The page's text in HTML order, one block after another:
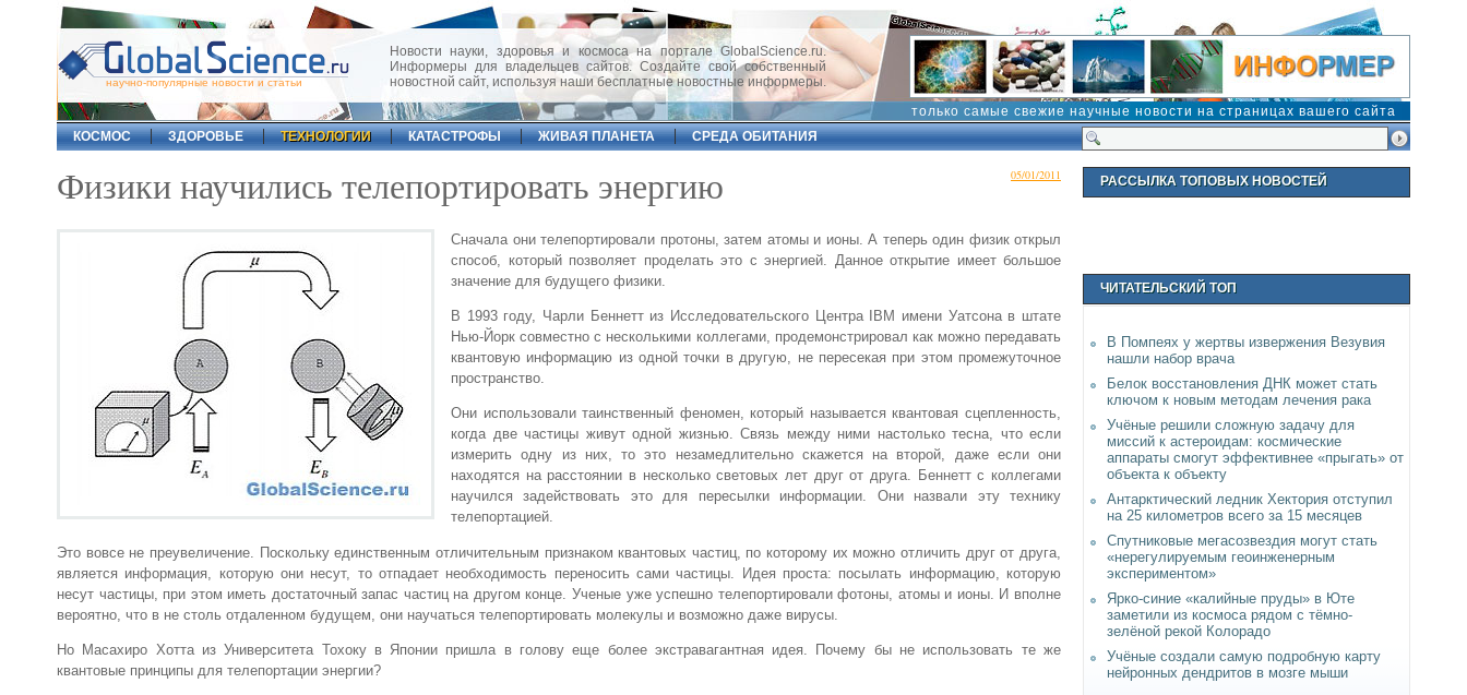
научно-популярные новости и статьи
Новости науки, здоровья и космоса на портале GlobalScience.ru.
Информеры для владельцев сайтов. Создайте свой собственный
новостной сайт, используя наши бесплатные новостные информеры.
только самые свежие научные новости на страницах вашего сайта
КОСМОС
ЗДОРОВЬЕ ТЕХНОЛОГИИ КАТАСТРОФЫ ЖИВАЯ ПЛАНЕТА СРЕДА ОБИТАНИЯ
05/01/2011
Физики научились телепортировать энергию
Сначала они телепортировали протоны, затем атомы и ионы. А теперь один физик открыл
способ, который позволяет проделать это с энергией. Данное открытие имеет большое
значение для будущего физики.
В 1993 году, Чарли Беннетт из Исследовательского Центра IBM имени Уатсона в штате
Нью-Йорк совместно с несколькими коллегами, продемонстрировал как можно передавать
квантовую информацию из одной точки в другую, не пересекая при этом промежуточное
пространство.
Они использовали таинственный феномен, который называется квантовая сцепленность,
когда две частицы живут одной жизнью. Связь между ними настолько тесна, что если
измерить одну из них, то это незамедлительно скажется на второй, даже если они
находятся на расстоянии в несколько световых лет друг от друга. Беннетт с коллегами
научился задействовать это для пересылки информации. Они назвали эту технику
телепортацией.
Это вовсе не преувеличение. Поскольку единственным отличительным признаком квантовых частиц, по которому их можно отличить друг от друга,
является информация, которую они несут, то отпадает необходимость переносить сами частицы. Идея проста: посылать информацию, которую
несут частицы, при этом иметь достаточный запас частиц на другом конце. Ученые уже успешно телепортировали фотоны, атомы и ионы. И вполне
вероятно, что в не столь отдаленном будущем, они научаться телепортировать молекулы и возможно даже вирусы.
Но Масахиро Хотта из Университета Тохоку в Японии пришла в голову еще более экстравагантная идея. Почему бы не использовать те же
квантовые принципы для телепортации энергии?
РАССЫЛКА ТОПОВЫХ НОВОСТЕЙ
ЧИТАТЕЛЬСКИЙ ТОП
В Помпеях у жертвы извержения Везувия
нашли набор врача
Белок восстановления ДНК может стать
ключом к новым методам лечения рака
Учёные решили сложную задачу для
миссий к астероидам: космические
аппараты смогут эффективнее «прыгать» от
объекта к объекту
Антарктический ледник Хектория отступил
на 25 километров всего за 15 месяцев
Спутниковые мегасозвездия могут стать
«нерегулируемым геоинженерным
экспериментом»
Ярко-синие «калийные пруды» в Юте
заметили из космоса рядом с тёмно-
зелёной рекой Колорадо
Учёные создали самую подробную карту
нейронных дендритов в мозге мыши